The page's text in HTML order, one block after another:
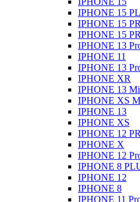
IPHONE 15
IPHONE 15
IPHONE 15
IPHONE 13
IPHONE 11
IPHONE 13
IPHONE XR
IPHONE 13
IPHONE XS
IPHONE 13
IPHONE XS
IPHONE 12
IPHONE X
IPHONE 12
IPHONE 8
IPHONE 12
IPHONE 8
IPHONE 11